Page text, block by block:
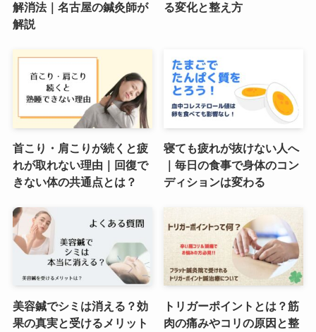
解消法｜名古屋の鍼灸師が
解説
る変化と整え方
首こり・肩こりが続くと疲
れが取れない理由｜回復で
きない体の共通点とは？
寝ても疲れが抜けない人へ
｜毎日の食事で身体のコン
ディションは変わる
美容鍼でシミは消える？効
果の真実と受けるメリット
トリガーポイントとは？筋
肉の痛みやコリの原因と整